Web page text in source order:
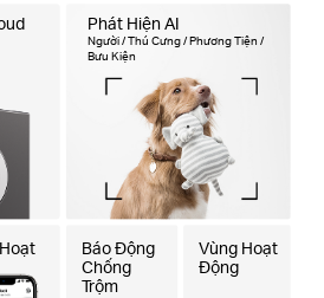
Phát Hiện AI
Người / Thú Cưng / Phương Tiện /
Bưu Kiện
Báo Động
Chống
Trộm
Vùng Hoạt
Động